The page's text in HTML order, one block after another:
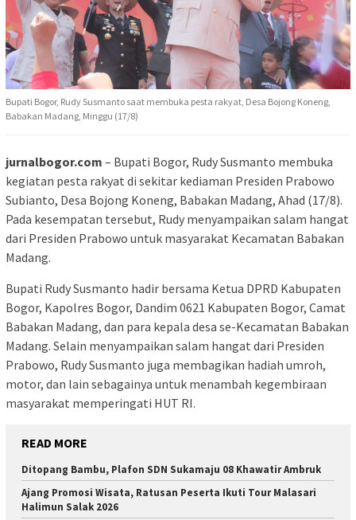
Bupati Bogor, Rudy Susmanto saat membuka pesta rakyat, Desa Bojong Koneng,
Babakan Madang, Minggu (17/8)
jurnalbogor.com – Bupati Bogor, Rudy Susmanto membuka
kegiatan pesta rakyat di sekitar kediaman Presiden Prabowo
Subianto, Desa Bojong Koneng, Babakan Madang, Ahad (17/8).
Pada kesempatan tersebut, Rudy menyampaikan salam hangat
dari Presiden Prabowo untuk masyarakat Kecamatan Babakan
Madang.
Bupati Rudy Susmanto hadir bersama Ketua DPRD Kabupaten
Bogor, Kapolres Bogor, Dandim 0621 Kabupaten Bogor, Camat
Babakan Madang, dan para kepala desa se-Kecamatan Babakan
Madang. Selain menyampaikan salam hangat dari Presiden
Prabowo, Rudy Susmanto juga membagikan hadiah umroh,
motor, dan lain sebagainya untuk menambah kegembiraan
masyarakat memperingati HUT RI.
READ MORE
Ditopang Bambu, Plafon SDN Sukamaju 08 Khawatir Ambruk
Ajang Promosi Wisata, Ratusan Peserta Ikuti Tour Malasari
Halimun Salak 2026